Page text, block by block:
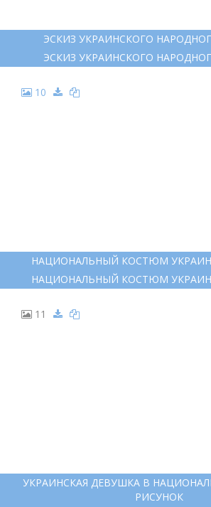
ЭСКИЗ УКРАИНСКОГО
ЭСКИЗ УКРАИНСКОГО
10
НАЦИОНАЛЬНЫЙ КОСТЮМ
НАЦИОНАЛЬНЫЙ КОСТЮМ
11
УКРАИНСКАЯ ДЕВУШКА В
РИСУНОК